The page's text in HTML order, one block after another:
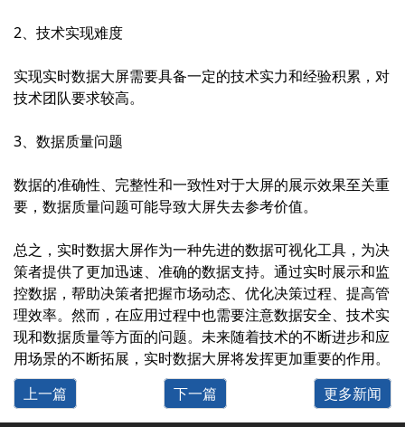
2、技术实现难度
实现实时数据大屏需要具备一定的技术实力和经验积累，对
技术团队要求较高。
3、数据质量问题
数据的准确性、完整性和一致性对于大屏的展示效果至关重
要，数据质量问题可能导致大屏失去参考价值。
总之，实时数据大屏作为一种先进的数据可视化工具，为决
策者提供了更加迅速、准确的数据支持。通过实时展示和监
控数据，帮助决策者把握市场动态、优化决策过程、提高管
理效率。然而，在应用过程中也需要注意数据安全、技术实
现和数据质量等方面的问题。未来随着技术的不断进步和应
用场景的不断拓展，实时数据大屏将发挥更加重要的作用。
上一篇
下一篇 更多新闻